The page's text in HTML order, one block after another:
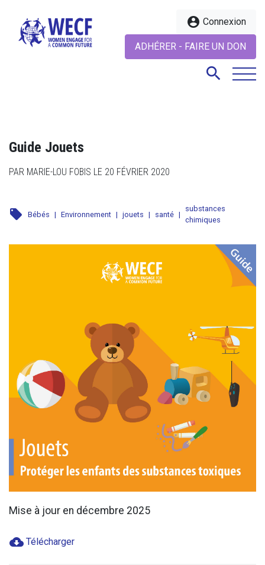
account_circle Connexion
ADHÉRER - FAIRE UN DON
search
Guide Jouets
PAR MARIE-LOU FOBIS LE 20 FÉVRIER 2020
local_offer Bébés | Environnement | jouets | santé |
substances
chimiques
Mise à jour en décembre 2025
cloud_download Télécharger